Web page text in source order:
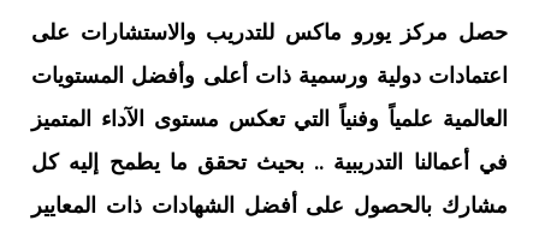
حصل مركز يورو ماكس للتدريب والاستشارات على
اعتمادات دولية ورسمية ذات أعلى وأفضل المستويات
العالمية علمياً وفنياً التي تعكس مستوى الآداء المتميز
في أعمالنا التدريبية .. بحيث تحقق ما يطمح إليه كل
مشارك بالحصول على أفضل الشهادات ذات المعايير